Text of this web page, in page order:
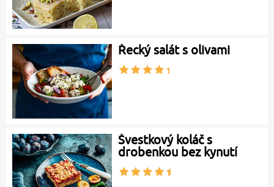
Řecký salát s olivami
Švestkový koláč s
drobenkou bez kynutí